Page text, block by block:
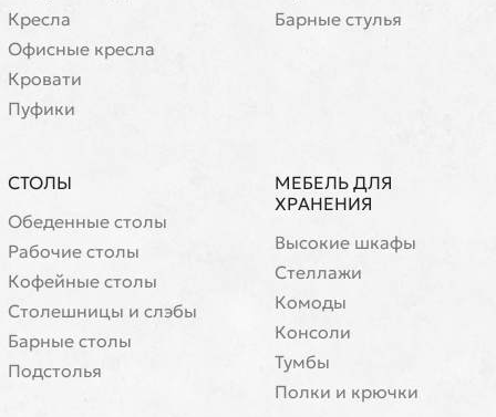
Кресла
Офисные кресла
Кровати
Пуфики
Барные стулья
СТОЛЫ
Обеденные столы
Рабочие столы
Кофейные столы
Cтолешницы и слэбы
Барные столы
Подстолья
МЕБЕЛЬ ДЛЯ
ХРАНЕНИЯ
Высокие шкафы
Стеллажи
Комоды
Консоли
Тумбы
Полки и крючки